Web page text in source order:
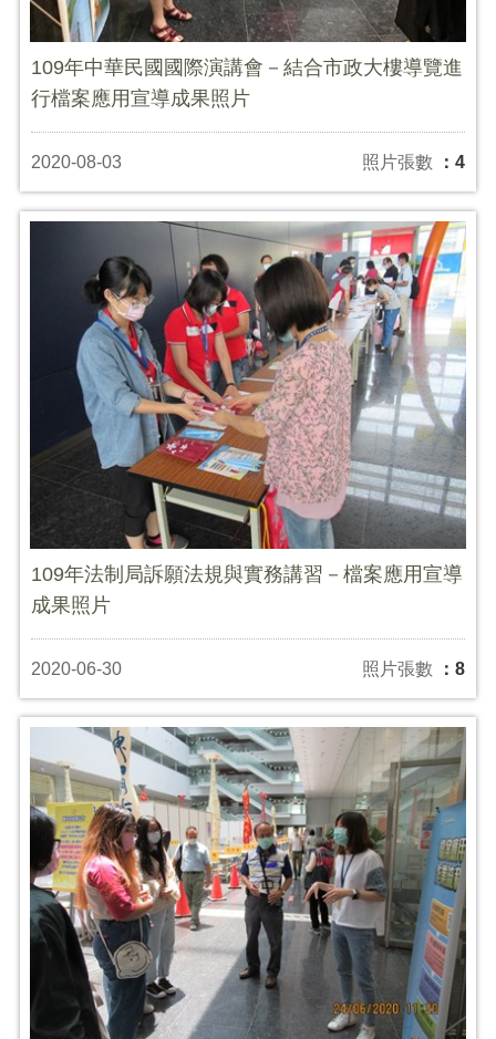
109年中華民國國際演講會－結合市政大樓導覽進
行檔案應用宣導成果照片
2020-08-03 照片張數 ：4
109年法制局訴願法規與實務講習－檔案應用宣導
成果照片
2020-06-30 照片張數 ：8